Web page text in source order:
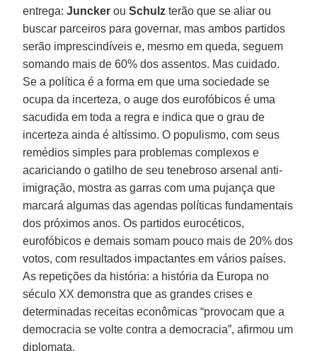
entrega:Juncker ouSchulz terão que se aliar ou
buscar parceiros para governar, mas ambos partidos
serão imprescindíveis e, mesmo em queda, seguem
somando mais de 60% dos assentos. Mas cuidado.
Se a política é a forma em que uma sociedade se
ocupa da incerteza, o auge dos eurofóbicos é uma
sacudida em toda a regra e indica que o grau de
incerteza ainda é altíssimo. O populismo, com seus
remédios simples para problemas complexos e
acariciando o gatilho de seu tenebroso arsenal anti-
imigração, mostra as garras com uma pujança que
marcará algumas das agendas políticas fundamentais
dos próximos anos. Os partidos eurocéticos,
eurofóbicos e demais somam pouco mais de 20% dos
votos, com resultados impactantes em vários países.
As repetições da história: a história da Europa no
século XX demonstra que as grandes crises e
determinadas receitas econômicas “provocam que a
democracia se volte contra a democracia”, afirmou um
diplomata.